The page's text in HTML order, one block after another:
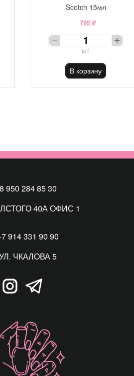
Scotch 15мл
795 ₽
шт
В корзину
950 284 85 30
40А ОФИС 1
914 331 90 90
ЧКАЛОВА 5